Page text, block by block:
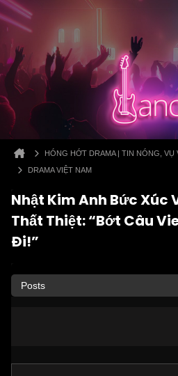
HÓNG HỚT DRAMA | TIN NÓNG,
DRAMA VIỆT NAM
Nhật Kim Anh Bức Xúc
Thất Thiệt: “Bớt Câu
Đi!”